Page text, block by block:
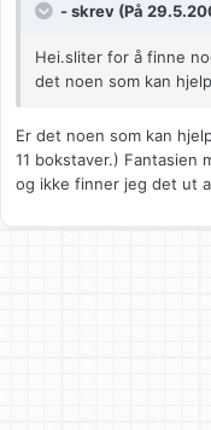
- skrev (På
Hei.sliter for å finne
det noen som kan
Er det noen som kan
11 bokstaver.) Fantasien
og ikke finner jeg det ut